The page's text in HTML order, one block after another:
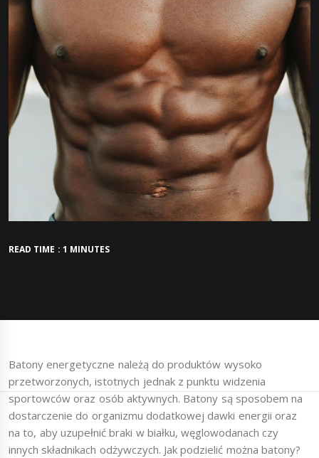
READ TIME : 1 MINUTES
Batony energetyczne należą do produktów wysoko
przetworzonych, istotnych jednak z punktu widzenia
sportowców oraz osób aktywnych. Batony są sposobem na
dostarczenie do organizmu dodatkowej dawki energii oraz
na to, aby uzupełnić braki w białku, węglowodanach czy
innych składnikach odżywczych. Jak podzielić można batony?